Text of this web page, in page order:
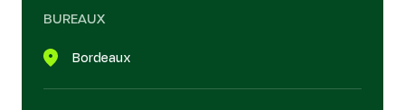
BUREAUX
Bordeaux